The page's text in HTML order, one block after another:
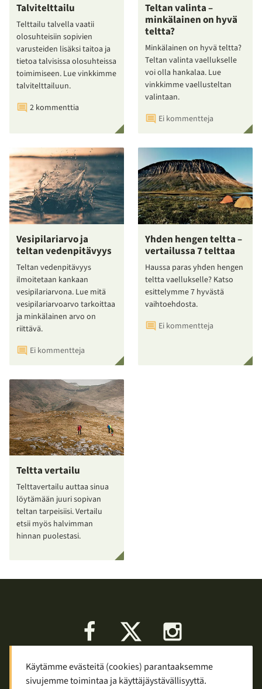
Talvitelttailu
Telttailu talvella vaatii
olosuhteisiin sopivien
varusteiden lisäksi taitoa ja
tietoa talvisissa olosuhteissa
toimimiseen. Lue vinkkimme
talvitelttailuun.
2 kommenttia
Teltan valinta –
minkälainen on hyvä
teltta?
Minkälainen on hyvä teltta?
Teltan valinta vaellukselle
voi olla hankalaa. Lue
vinkkimme vaellusteltan
valintaan.
Ei kommentteja
Vesipilariarvo ja
teltan vedenpitävyys
Teltan vedenpitävyys
ilmoitetaan kankaan
vesipilariarvona. Lue mitä
vesipilariarvoarvo tarkoittaa
ja minkälainen arvo on
riittävä.
Ei kommentteja
Yhden hengen teltta –
vertailussa 7 telttaa
Haussa paras yhden hengen
teltta vaellukselle? Katso
esittelymme 7 hyvästä
vaihtoehdosta.
Ei kommentteja
Teltta vertailu
Telttavertailu auttaa sinua
löytämään juuri sopivan
teltan tarpeisiisi. Vertailu
etsii myös halvimman
hinnan puolestasi.
Facebook
Keskustelu Palaute
Tietosuoja
Käytämme evästeitä (cookies) parantaaksemme
sivujemme toimintaa ja käyttäjäystävällisyyttä.